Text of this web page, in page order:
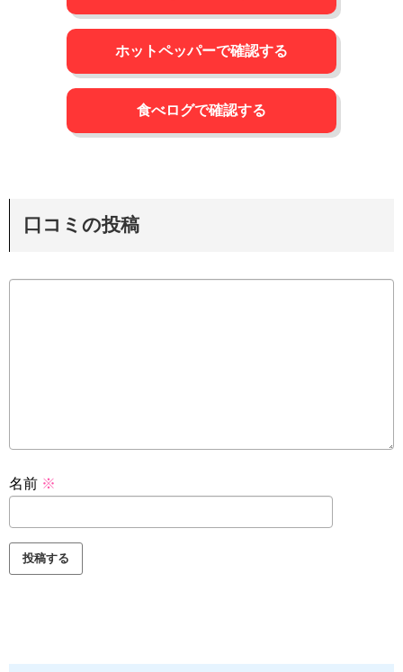
ホットペッパーで確認する
食べログで確認する
口コミの投稿
名前 ※